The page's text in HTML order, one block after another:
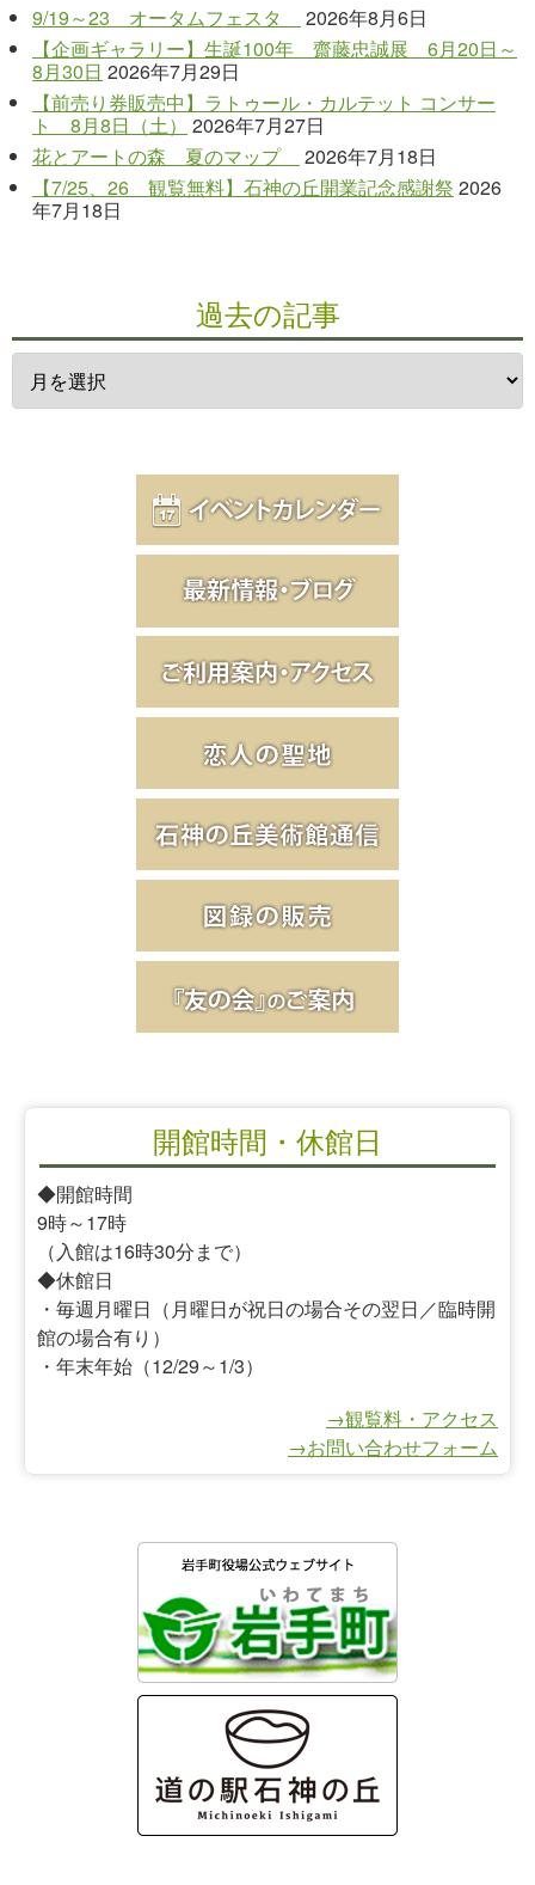
9/19～23 オータムフェスタ
2026年8月6日
【企画ギャラリー】生誕100年 齋藤忠誠展 6月20日～
8月30日 2026年7月29日
【前売り券販売中】ラトゥール・カルテット コンサー
ト 8月8日（土）
2026年7月27日
花とアートの森 夏のマップ
2026年7月18日
【7/25、26 観覧無料】石神の丘開業記念感謝祭 2026
年7月18日
過去の記事
開館時間・休館日
◆開館時間
9時～17時
（入館は16時30分まで）
◆休館日
・毎週月曜日（月曜日が祝日の場合その翌日／臨時開
館の場合有り）
・年末年始（12/29～1/3）
→観覧料・アクセス
→お問い合わせフォーム